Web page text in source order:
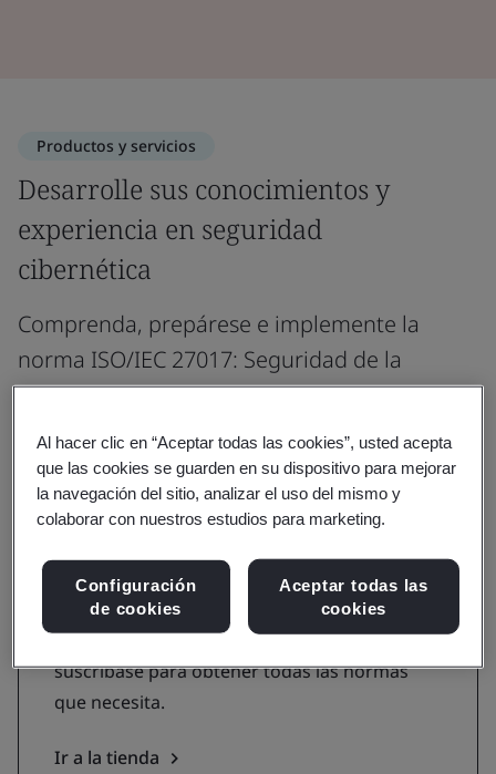
Productos y servicios
Desarrolle sus conocimientos y
experiencia en seguridad
cibernética
Comprenda, prepárese e implemente la
norma ISO/IEC 27017: Seguridad de la
información para servicios en la nube.
Obtenga la norma
Compre la norma ISO/IEC 27017
Adquiera la norma ISO/IEC 27017 - Seguridad
de la información para servicios en la nube o
suscríbase para obtener todas las normas
que necesita.
Ir a la tienda
Al hacer clic en “Aceptar todas las cookies”, usted acepta
que las cookies se guarden en su dispositivo para mejorar
la navegación del sitio, analizar el uso del mismo y
colaborar con nuestros estudios para marketing.
Configuración
de cookies
Aceptar todas las
cookies